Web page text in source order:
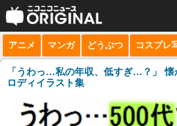
サービス一覧
niconico
アニメ マンガ どうぶつ コスプレ
「うわっ…私の年収、低すぎ…？」
ロディイラスト集